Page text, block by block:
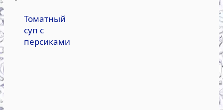
Томатный
суп с
персиками